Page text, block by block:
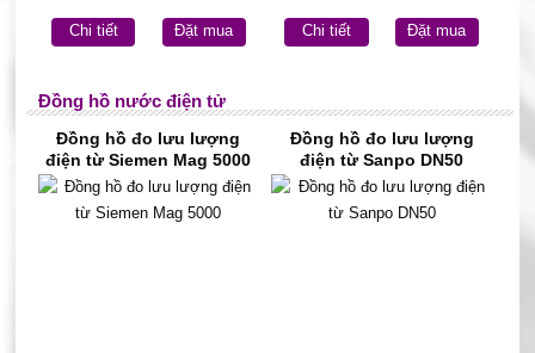
Chi tiết Đặt mua Chi tiết Đặt mua
Đồng hồ nước điện tử
Đồng hồ đo lưu lượng
điện từ Siemen Mag 5000
Đồng hồ đo lưu lượng
điện từ Sanpo DN50